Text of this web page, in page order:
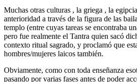
Muchas otras culturas , la griega , la
anterioridad a través de la figura de las
templo (entre cuyas tareas se encontraba
pero fue realmente el Tantra quien sacó
contexto ritual sagrado, y proclamó que
hombres/mujeres laicos también.
Obviamente, como con toda enseñanza
pasando por varias fases antes de poder